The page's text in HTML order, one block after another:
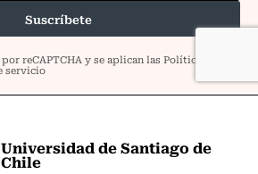
Universidad de Santiago de
Chile